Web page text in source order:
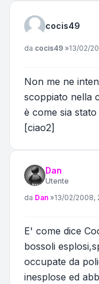
cocis49
Messaggio
da cocis49 »13/02/
Non me ne
scoppiato nella
è come sia
[ciao2]
Dan
Utente
Messaggio
da Dan »13/02/2008,
E' come dice
bossoli
occupate da
inesplose ed